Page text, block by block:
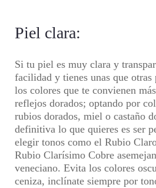
Piel clara:
Si tu piel es muy clara y
facilidad y tienes unas que otras
los colores que te convienen
reflejos dorados; optando por
rubios dorados, miel o castaño
definitiva lo que quieres es ser
elegir tonos como el Rubio
Rubio Clarísimo Cobre
veneciano. Evita los colores
ceniza, inclínate siempre por